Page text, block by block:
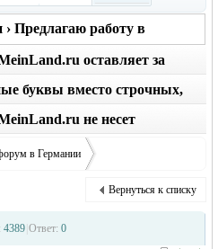
Предлагаю работу в
оставляет за
объявление, не искажая
буквы вместо строчных,
не несет
размещенных
в Германии
работу в Германии Вернуться к списку
4389 Ответ: 0